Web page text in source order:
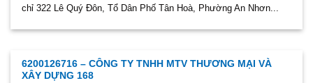
chỉ 322 Lê Quý Đôn, Tổ Dân Phố Tân Hoà, Phường An Nhơn...
6200126716 – CÔNG TY TNHH MTV THƯƠNG MẠI VÀ
XÂY DỰNG 168